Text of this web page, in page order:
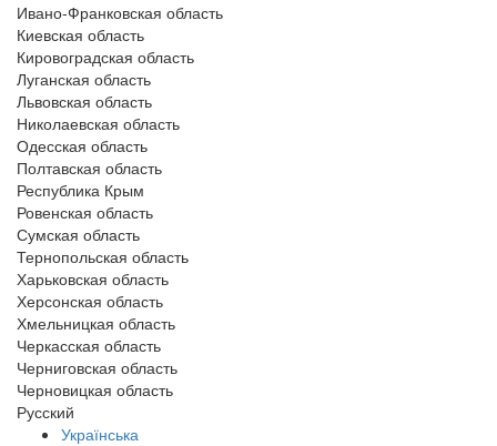
Ивано-Франковская область
Киевская область
Кировоградская область
Луганская область
Львовская область
Николаевская область
Одесская область
Полтавская область
Республика Крым
Ровенская область
Сумская область
Тернопольская область
Харьковская область
Херсонская область
Хмельницкая область
Черкасская область
Черниговская область
Черновицкая область
Русский
Українська